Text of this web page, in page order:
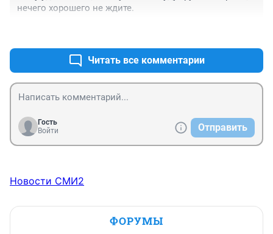
нечего хорошего не ждите.
Читать все комментарии
Гость
Войти
Отправить
Новости СМИ2
ФОРУМЫ